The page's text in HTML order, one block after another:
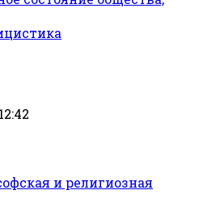
и религиозная